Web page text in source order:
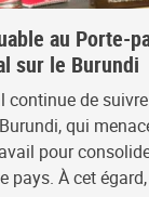
au Porte-
sur le Burundi
continue de
qui
pour
pays. À cet